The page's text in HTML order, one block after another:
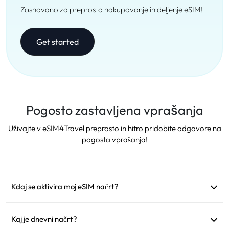
Zasnovano za preprosto nakupovanje in deljenje eSIM!
Get started
Pogosto zastavljena vprašanja
Uživajte v eSIM4Travel preprosto in hitro pridobite odgovore na
pogosta vprašanja!
Kdaj se aktivira moj eSIM načrt?
Priporočamo, da ga namestite pred odhodom.
Kaj je dnevni načrt?